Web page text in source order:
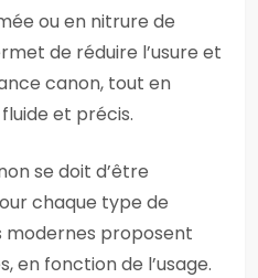
ou en nitrure de
de réduire l’usure et
canon, tout en
et précis.
se doit d’être
chaque type de
modernes proposent
en fonction de l’usage.